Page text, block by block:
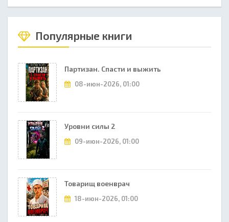
Популярные книги
Партизан. Спасти и выжить
08-июн-2026, 01:00
Уровни силы 2
09-июн-2026, 01:00
Товарищ военврач
18-июн-2026, 01:00